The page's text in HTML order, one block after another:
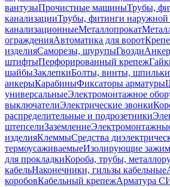
вантузыПрочистные машиныТрубы,
канализацииТрубы, фитинги наружной
канализационныеМеталлопрокат
огражденияАвтоматика для ворот
изделияСаморезы, шурупыГвозди
штифтыПерфорированный крепеж
шайбыЗаклепкиБолты, винты, шпильки
анкерыКарабиныФиксаторы арматуры
универсальныеЭлектромонтажное
выключателиЭлектрические звонки
распределительные и подрозетники
штепселиЗаземление
изделияКлеммыСредства
термоусаживаемыеИзолирующие
для прокладкиКороба, трубы,
кабельНаконечники, гильзы кабельные
коробовКабельный крепежАрматура